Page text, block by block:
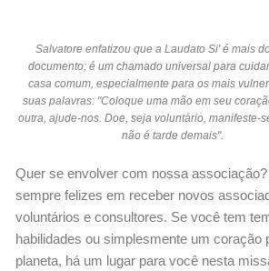
Salvatore enfatizou que a Laudato Si' é mais
documento; é um chamado universal para
casa comum, especialmente para os mais
suas palavras: "Coloque uma mão em seu
outra, ajude-nos. Doe, seja voluntário, manifeste-
não é tarde demais".
Quer se envolver com nossa
sempre felizes em receber novos
voluntários e consultores. Se você tem
habilidades ou simplesmente um coração
planeta, há um lugar para você nesta